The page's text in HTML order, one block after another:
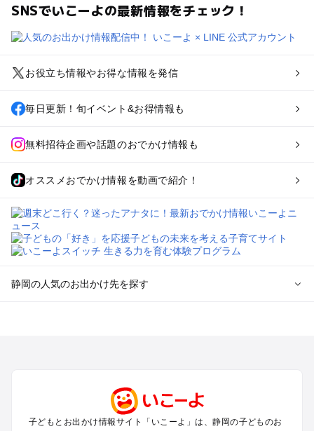
SNSでいこーよの最新情報をチェック！
お役立ち情報やお得な情報を発信
毎日更新！旬イベント&お得情報も
無料招待企画や話題のおでかけ情報も
オススメおでかけ情報を動画で紹介！
静岡の人気のお出かけ先を探す
小田原・熱海・湯河原・真鶴のプールお出かけ
中伊豆・西伊豆・南伊豆のプールお出かけ
子どもとお出かけ情報サイト「いこーよ」は、静岡の子どものお